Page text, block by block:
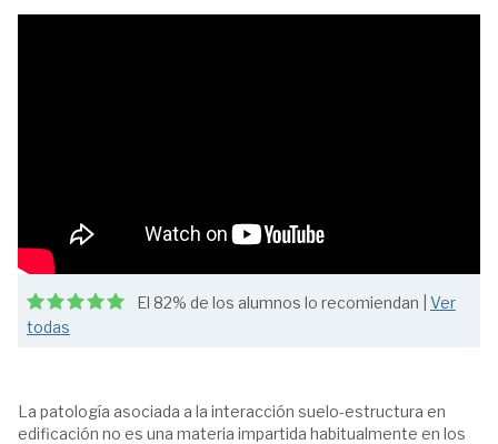
El 82% de los alumnos lo recomiendan | Ver
todas
La patología asociada a la interacción suelo-estructura en
edificación no es una materia impartida habitualmente en los